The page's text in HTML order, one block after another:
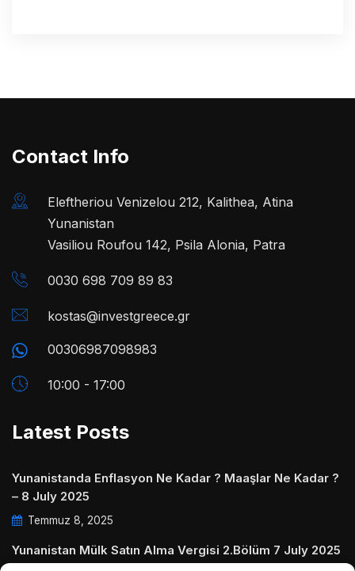
Contact Info
Eleftheriou Venizelou 212, Kalithea, Atina
Yunanistan
Vasiliou Roufou 142, Psila Alonia, Patra
0030 698 709 89 83
kostas@investgreece.gr
00306987098983
10:00 - 17:00
Latest Posts
Yunanistanda Enflasyon Ne Kadar ? Maaşlar Ne Kadar ?
– 8 July 2025
Temmuz 8, 2025
Yunanistan Mülk Satın Alma Vergisi 2.Bölüm 7 July 2025